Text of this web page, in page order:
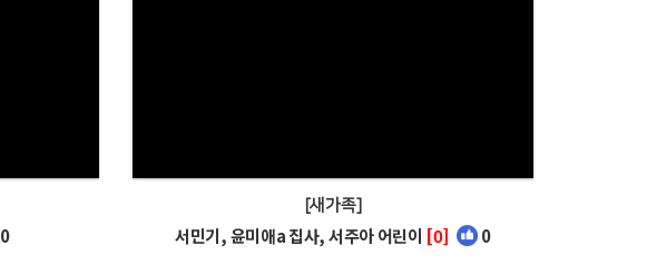
0
[새가족]
서민기, 윤미애a 집사, 서주아 어린이 [0] 0